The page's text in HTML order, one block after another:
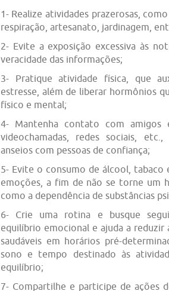
1- Realize atividades prazerosas,
respiração, artesanato, jardinagem,
2- Evite a exposição excessiva às
veracidade das informações;
3- Pratique atividade física, que
estresse, além de liberar hormônios
físico e mental;
4- Mantenha contato com amigos
videochamadas, redes sociais,
anseios com pessoas de confiança;
5- Evite o consumo de álcool, tabaco
emoções, a fim de não se torne um
como a dependência de substâncias
6- Crie uma rotina e busque
equilíbrio emocional e ajuda a reduzir
saudáveis em horários pré-
sono e tempo destinado às
equilíbrio;
7- Compartilhe e participe de ações